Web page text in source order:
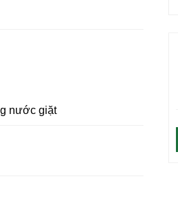
nước giặt